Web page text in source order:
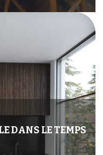
DANS LE TEMPS